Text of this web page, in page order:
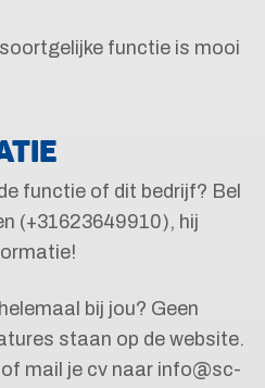
functie is mooi
functie of dit bedrijf? Bel
(+31623649910), hij
bij jou? Geen
staan op de website.
mail je cv naar info@sc-